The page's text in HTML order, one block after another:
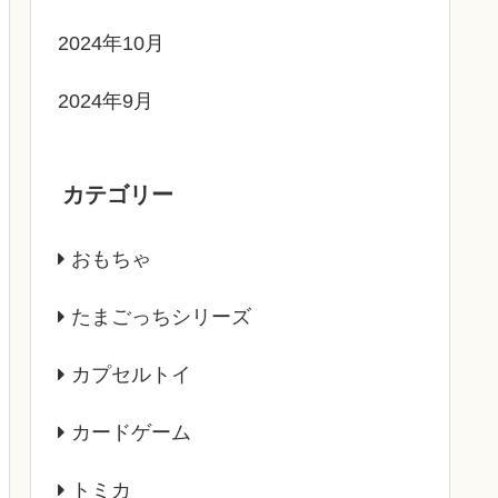
2024年10月
2024年9月
カテゴリー
おもちゃ
たまごっちシリーズ
カプセルトイ
カードゲーム
トミカ